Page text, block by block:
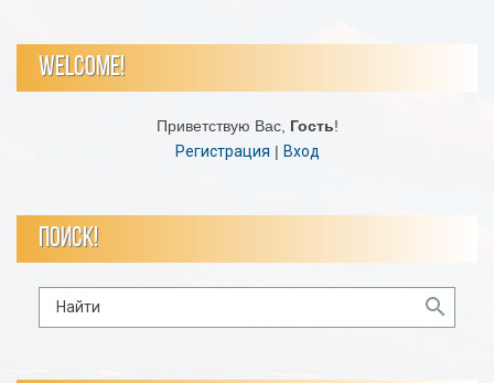
WELCOME!
Приветствую Вас, Гость!
Регистрация | Вход
ПОИСК!